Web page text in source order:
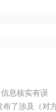
息核实有误
了涉及（对